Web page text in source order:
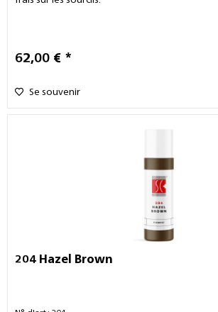
62,00 € *
Se souvenir
204 Hazel Brown